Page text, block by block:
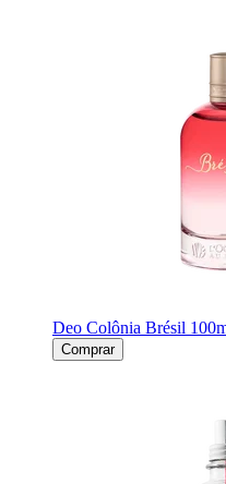
Deo Colônia Brésil
Comprar